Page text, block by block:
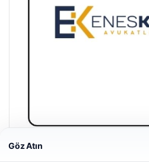
Enes Kaplan Avukatlık Bürosu
Göz Atın